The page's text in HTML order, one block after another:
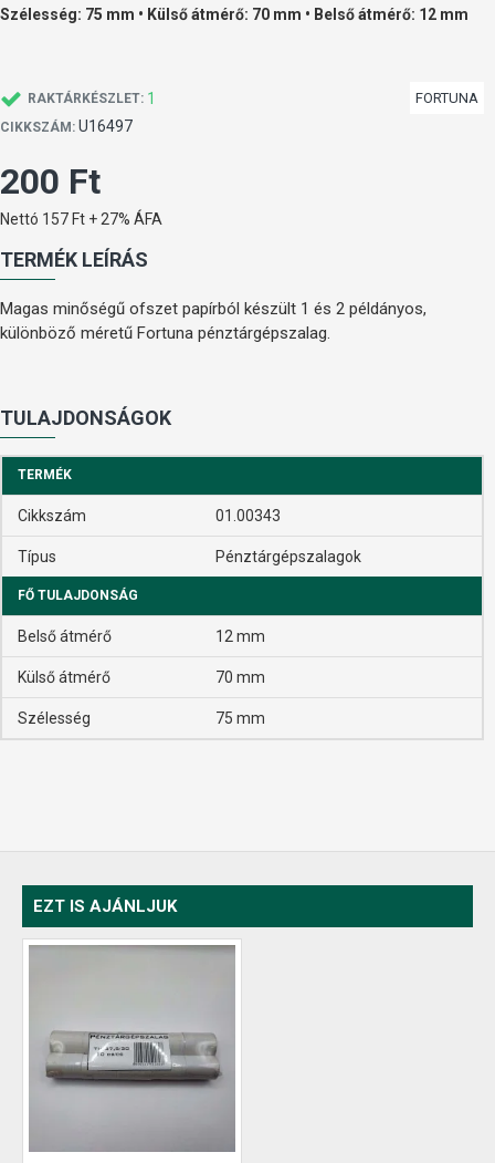
Szélesség: 75 mm • Külső átmérő: 70 mm • Belső átmérő: 12 mm
RAKTÁRKÉSZLET: 1
CIKKSZÁM: U16497
FORTUNA
200 Ft
Nettó 157 Ft + 27% ÁFA
TERMÉK LEÍRÁS
Magas minőségű ofszet papírból készült 1 és 2 példányos,
különböző méretű Fortuna pénztárgépszalag.
TULAJDONSÁGOK
TERMÉK
Cikkszám 01.00343
Típus Pénztárgépszalagok
FŐ TULAJDONSÁG
Belső átmérő 12 mm
Külső átmérő 70 mm
Szélesség 75 mm
EZT IS AJÁNLJUK